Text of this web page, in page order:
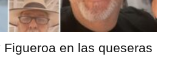
Figueroa en las queseras